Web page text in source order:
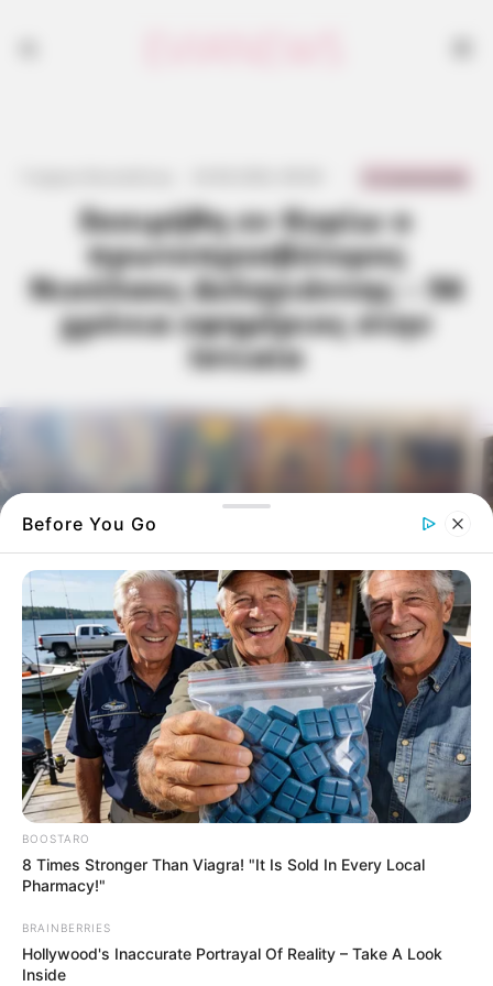
Εκοιμήθη εν Κυρίω ο
πρωτοπρεσβύτερος
Νικόλαος Δεληγιάννης – 56
χρόνια εφημέριος στην
Ιστιαία
Σε ηλικία 88 ετών εκοιμήθη εν Κυρίω ο
Before You Go
BOOSTARO
8 Times Stronger Than Viagra! "It Is Sold In Every Local
Pharmacy!"
BRAINBERRIES
Hollywood's Inaccurate Portrayal Of Reality – Take A Look
Inside